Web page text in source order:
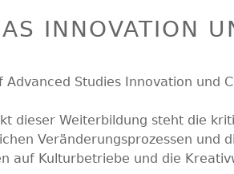
INNOVATION
Advanced Studies Innovation und
dieser Weiterbildung steht die
Veränderungsprozessen und
auf Kulturbetriebe und die